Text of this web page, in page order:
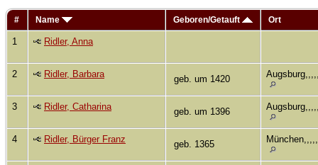
# Name Geboren/Getauft Ort
1 Ridler, Anna
2 Ridler, Barbara geb. um 1420
3 Ridler, Catharina geb. um 1396
4 Ridler, Bürger Franz geb. 1365